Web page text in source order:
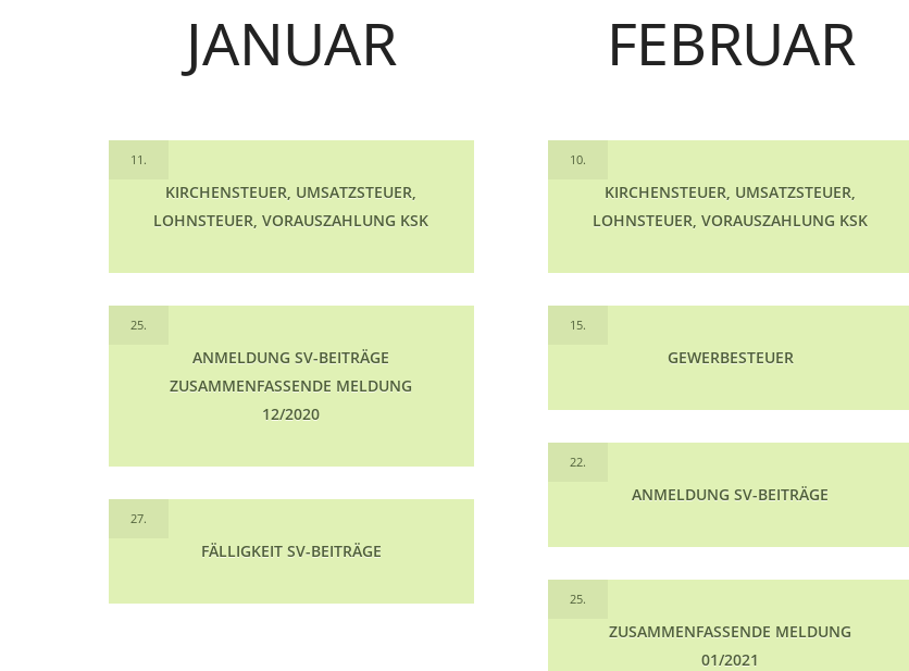
JANUAR
11.
KIRCHENSTEUER, UMSATZSTEUER,
LOHNSTEUER, VORAUSZAHLUNG KSK
25.
ANMELDUNG SV-BEITRÄGE
ZUSAMMENFASSENDE MELDUNG
12/2020
27.
FÄLLIGKEIT SV-BEITRÄGE
FEBRUAR
10.
KIRCHENSTEUER, UMSATZSTEUER,
LOHNSTEUER, VORAUSZAHLUNG KSK
15.
GEWERBESTEUER
22.
ANMELDUNG SV-BEITRÄGE
25.
ZUSAMMENFASSENDE MELDUNG
01/2021